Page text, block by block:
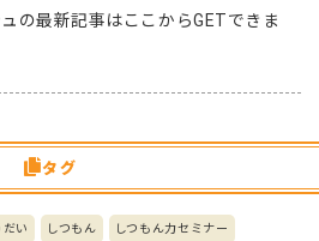
の最新記事はここからGETできま
タグ
だい しつもん しつもん力セミナー